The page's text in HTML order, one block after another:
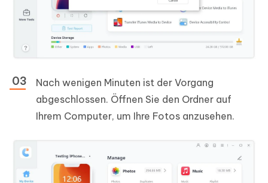
Nach wenigen Minuten ist der Vorgang
abgeschlossen. Öffnen Sie den Ordner auf
Ihrem Computer, um Ihre Fotos anzusehen.